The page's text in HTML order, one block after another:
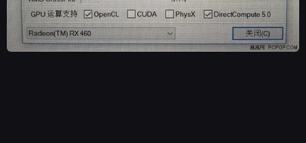
NEWSY
RECENZJE